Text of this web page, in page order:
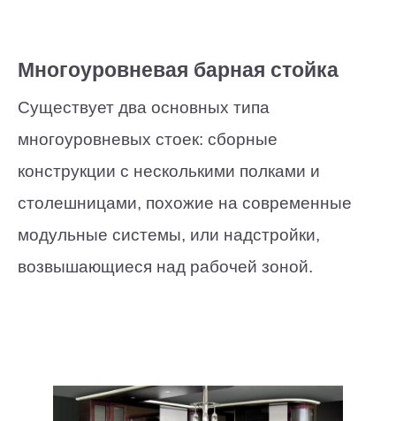
Многоуровневая барная стойка
Существует два основных типа
многоуровневых стоек: сборные
конструкции с несколькими полками и
столешницами, похожие на современные
модульные системы, или надстройки,
возвышающиеся над рабочей зоной.